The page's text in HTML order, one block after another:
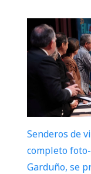
Senderos de
completo
Garduño, se